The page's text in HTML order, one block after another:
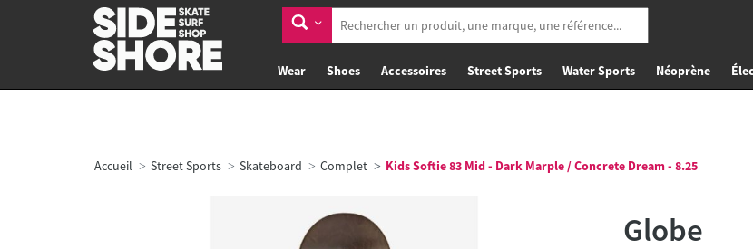
Wear Shoes Accessoires Street Sports Water Sports Néoprène
Accueil Street Sports Skateboard Complet Kids Softie 83 Mid - Dark Marple / Concrete Dream - 8.25
Globe